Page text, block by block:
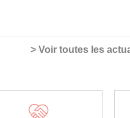
> Voir toutes les